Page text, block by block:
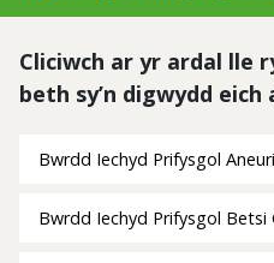
Cliciwch ar yr ardal lle
beth sy’n digwydd eich
Bwrdd Iechyd Prifysgol
Bwrdd Iechyd Prifysgol Betsi